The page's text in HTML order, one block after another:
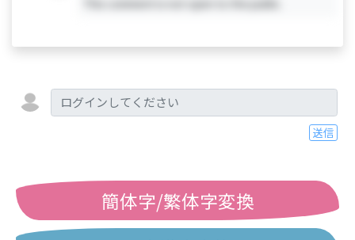
This comment is not open to the public.
送信
簡体字/繁体字変換